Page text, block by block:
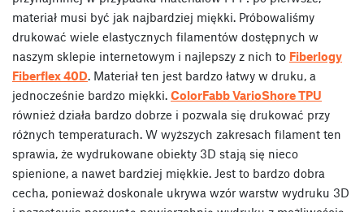
materiał musi być jak najbardziej miękki. Próbowaliśmy
drukować wiele elastycznych filamentów dostępnych w
naszym sklepie internetowym i najlepszy z nich to Fiberlogy
Fiberflex 40D. Materiał ten jest bardzo łatwy w druku, a
jednocześnie bardzo miękki. ColorFabb VarioShore TPU
również działa bardzo dobrze i pozwala się drukować przy
różnych temperaturach. W wyższych zakresach filament ten
sprawia, że wydrukowane obiekty 3D stają się nieco
spienione, a nawet bardziej miękkie. Jest to bardzo dobra
cecha, ponieważ doskonale ukrywa wzór warstw wydruku 3D